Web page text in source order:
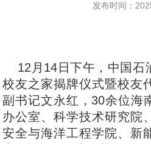
发布时间：
12月14日下午，中国石
校友之家揭牌仪式暨校友
副书记文永红，30余位海
办公室、科学技术研究院
安全与海洋工程学院、新